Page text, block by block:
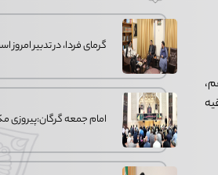
گرمای فردا، در تدبیر امروز
امام جمعه گرگان:پیروزی